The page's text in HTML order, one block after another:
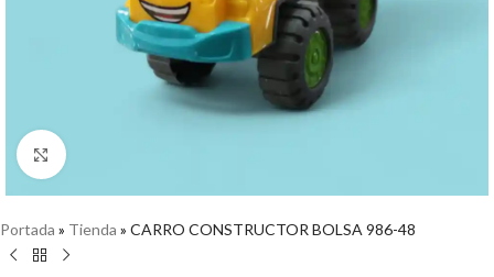
Haz clic para ampliar
Portada » Tienda » CARRO CONSTRUCTOR BOLSA 986-48